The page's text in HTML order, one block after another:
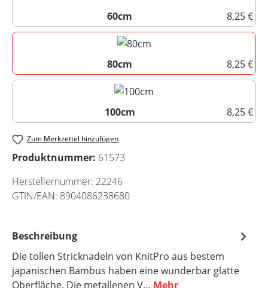
60cm
8,25 €
60cm
80cm
8,25 €
80cm
100cm
8,25 €
Zum Merkzettel hinzufügen
Produktnummer: 61573
Herstellernummer: 22246
GTIN/EAN: 8904086238680
Beschreibung
Die tollen Stricknadeln von KnitPro aus bestem
japanischen Bambus haben eine wunderbar glatte
Oberfläche. Die metallenen V… Mehr